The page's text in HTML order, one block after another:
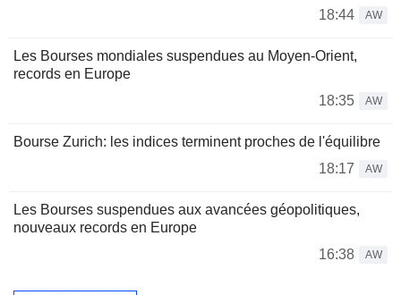
18:44
AW
Les Bourses mondiales suspendues au Moyen-Orient,
records en Europe
18:35
AW
Bourse Zurich: les indices terminent proches de l'équilibre
18:17
AW
Les Bourses suspendues aux avancées géopolitiques,
nouveaux records en Europe
16:38
AW